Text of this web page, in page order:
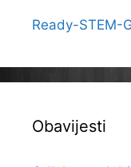
Ready-STEM-
Obavijesti